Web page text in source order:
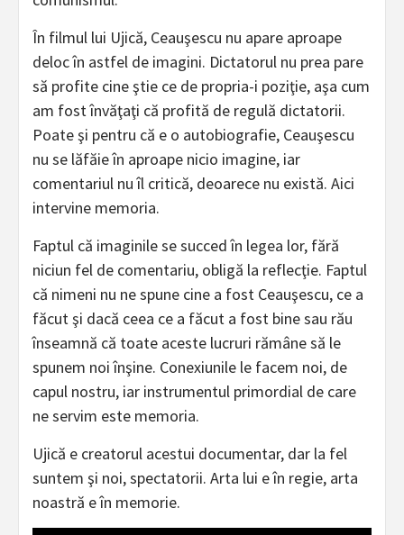
În filmul lui Ujică, Ceauşescu nu apare aproape
deloc în astfel de imagini. Dictatorul nu prea pare
să profite cine ştie ce de propria-i poziţie, aşa cum
am fost învăţaţi că profită de regulă dictatorii.
Poate şi pentru că e o autobiografie, Ceauşescu
nu se lăfăie în aproape nicio imagine, iar
comentariul nu îl critică, deoarece nu există. Aici
intervine memoria.
Faptul că imaginile se succed în legea lor, fără
niciun fel de comentariu, obligă la reflecţie. Faptul
că nimeni nu ne spune cine a fost Ceauşescu, ce a
făcut şi dacă ceea ce a făcut a fost bine sau rău
înseamnă că toate aceste lucruri rămâne să le
spunem noi înşine. Conexiunile le facem noi, de
capul nostru, iar instrumentul primordial de care
ne servim este memoria.
Ujică e creatorul acestui documentar, dar la fel
suntem şi noi, spectatorii. Arta lui e în regie, arta
noastră e în memorie.